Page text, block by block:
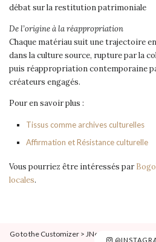
débat sur la restitution patrimoniale
De l’origine à la réappropriation
Chaque matériau suit une trajectoire
dans la culture source, rupture par la
puis réappropriation contemporaine
créateurs engagés.
Pour en savoir plus :
Tissus comme archives culturelles
Affirmation et Résistance culturelle
Vous pourriez être intéressés par
locales.
Go to the Customizer > JNews : Social, Like